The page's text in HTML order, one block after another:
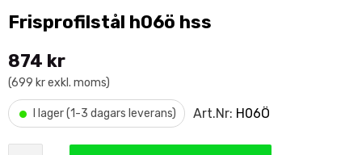
Frisprofilstål h06ö hss
874 kr
(699 kr exkl. moms)
• I lager (1-3 dagars leverans) Art.Nr: H06Ö